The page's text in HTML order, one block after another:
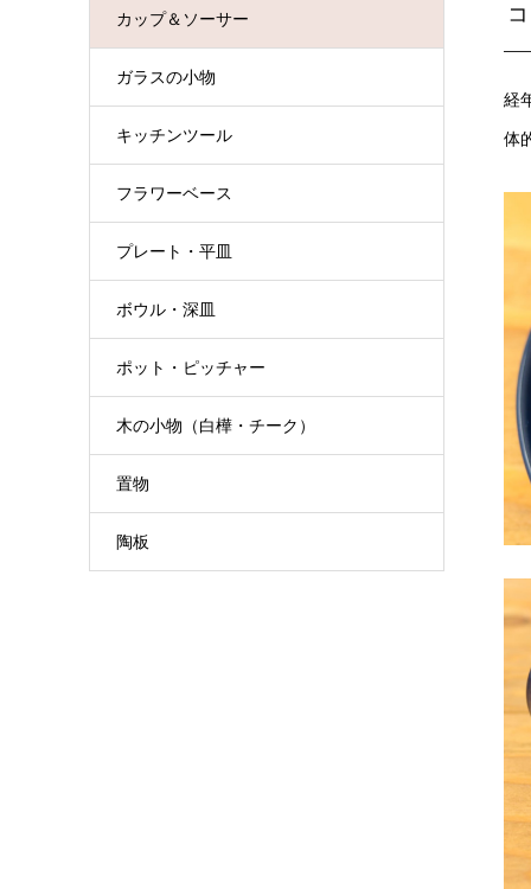
経
体
カップ＆ソーサー
ガラスの小物
キッチンツール
フラワーベース
プレート・平皿
ボウル・深皿
ポット・ピッチャー
木の小物（白樺・チーク）
置物
陶板